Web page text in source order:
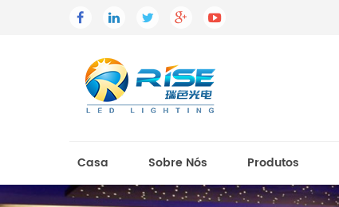
Casa Sobre Nós Produtos